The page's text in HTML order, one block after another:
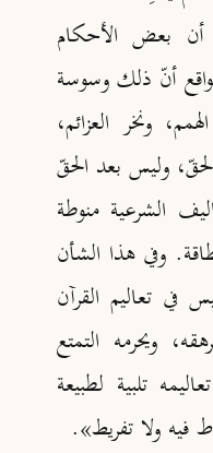
أن بعض الأحكام
أنّ ذلك وسوسة
ونخر العزائم،
وليس بعد الحقّ
الشرعية منوطة
وفي هذا الشأن
تعاليم القرآن
ويحرمه التمتع
تلبية لطبيعة
فيه ولا تفريط».